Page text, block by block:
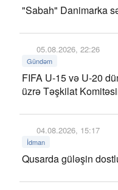
"Sabah" Danimarka
05.08.2026, 22:26
Gündəm
FIFA U-15 və U-20
üzrə Təşkilat
04.08.2026, 15:17
İdman
Qusarda güləşin